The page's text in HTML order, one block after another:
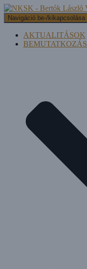
Navigáció be-/kikapcsolása
AKTUALITÁSOK
BEMUTATKOZÁS